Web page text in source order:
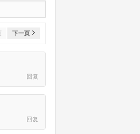
下一页
回复
回复